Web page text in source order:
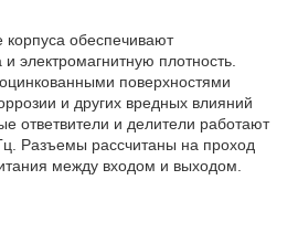
обеспечивают
электромагнитную плотность.
поверхностями
и других вредных влияний
ответвители и делители работают
Разъемы рассчитаны на проход
между входом и выходом.